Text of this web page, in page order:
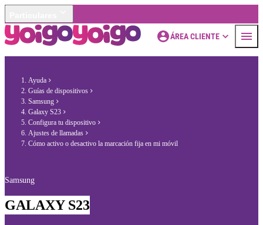
ÁREA CLIENTE
Ayuda
Guías de dispositivos
Samsung
Galaxy S23
Configura tu dispositivo
Ajustes de llamadas
Cómo activo o desactivo la marcación fija en mi móvil
Samsung
GALAXY S23